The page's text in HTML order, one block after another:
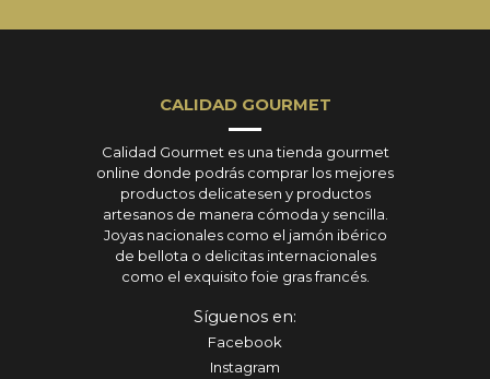
CALIDAD GOURMET
Calidad Gourmet es una tienda gourmet
online donde podrás comprar los mejores
productos delicatesen y productos
artesanos de manera cómoda y sencilla.
Joyas nacionales como el jamón ibérico
de bellota o delicitas internacionales
como el exquisito foie gras francés.
Síguenos en:
Facebook
Instagram